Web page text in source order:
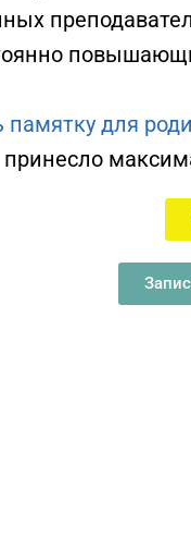
памятку для